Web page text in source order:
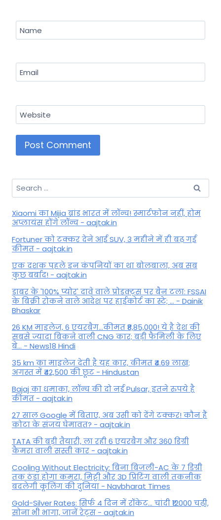
Name
Email
Website
Search
for:
Xiaomi का Mijia ब्रांड भारत में लॉन्च! स्मार्टफोन नहीं, होम
अप्लायंस होंगे लॉन्च - aajtak.in
Fortuner को टक्कर देने आई SUV, 3 महीने में ही बढ़ गई
कीमत - aajtak.in
एक दशक पहले इन कंपनियों का था बोलबाला, अब सब
कुछ बर्बाद! - aajtak.in
डाबर के '100% प्योर' दावे वाले प्रोडक्ट्स पर बैन टला: FSSAI
के बिक्री रोकने वाले आदेश पर हाईकोर्ट का स्टे; ... - Dainik
Bhaskar
26 KM माइलेज, 6 एयरबैग...कीमत ₹8,85,000! ये है देश की
सबसे ज्यादा बिकने वाली CNG कार; बड़ी फैमिली के लिए
बे... - News18 Hindi
35 km का माइलेज देती है यह कार, कीमत ₹4.69 लाख;
अगस्त में ₹42,500 की छूट - Hindustan
Bajaj का धमाका, लॉन्च की दो नई Pulsar, इतने रुपये है
कीमत - aajtak.in
27 साल Google में बिताए, अब उसी को देंगे टक्कर! कौन हैं
कोटा के संजय घेमावत? - aajtak.in
TATA की बड़ी तैयारी, ला रही 6 एयरबैग और 360 डिग्री
कैमरा वाली सस्ती कार - aajtak.in
Cooling Without Electricity: बिना बिजली-AC के 7 डिग्री
तक ठंडा होगा कमरा, मिट्टी और 3D प्रिंटिंग वाली तकनीक
बदलेगी कूलिंग की दुनिया - Navbharat Times
Gold-Silver Rates: सिर्फ 4 दिन में रॉकेट... चांदी ₹12000 चढ़ी,
सोना भी भागा, जानें रेट्स - aajtak.in